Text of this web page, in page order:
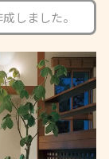
しました。